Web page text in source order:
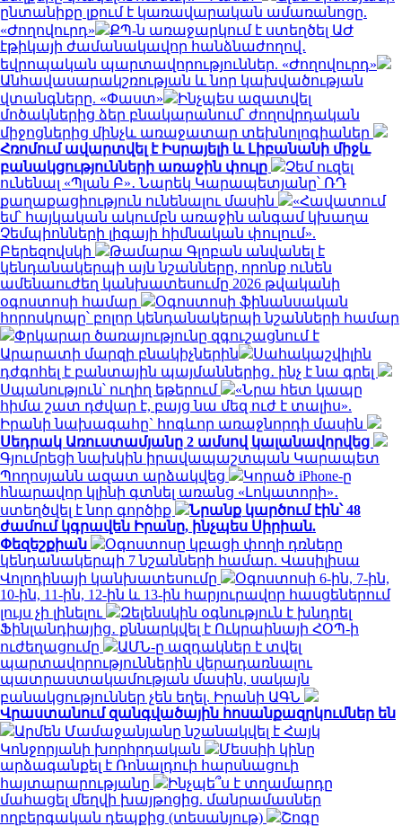
ընտանիքը լքում է կառավարական ամառանոցը.
«Ժողովուրդ»
ՔՊ-ն առաջարկում է ստեղծել ԱԺ
էթիկայի ժամանակավոր հանձնաժողով․
եվրոպական պարտավորություններ. «Ժողովուրդ»
Անհավասարակշռության և նոր կախվածության
վտանգները. «Փաստ»
Ինչպես ազատվել
մոծակներից ձեր բնակարանում՝ ժողովրդական
միջոցներից մինչև առաջատար տեխնոլոգիաներ
Հռոմում ավարտվել է Իսրայելի և Լիբանանի միջև
բանակցությունների առաջին փուլը
Չեմ ուզել
ունենալ «Պլան Բ»․ Նարեկ Կարապետյանը՝ ՌԴ
քաղաքացիություն ունենալու մասին
«Հավատում
եմ՝ հայկական ակումբն առաջին անգամ կխաղա
Չեմպիոնների լիգայի հիմնական փուլում».
Բերեզովսկի
Թամարա Գլոբան անվանել է
կենդանակերպի այն նշանները, որոնք ունեն
ամենաուժեղ կանխատեսումը 2026 թվականի
օգոստոսի համար
Օգոստոսի ֆինանսական
հորոսկոպը՝ բոլոր կենդանակերպի նշանների համար
Փրկարար ծառայությունը զգուշացնում է
Արարատի մարզի բնակիչներին
Սահակաշվիլին
դժգոհել է բանտային պայմաններից․ ինչ է նա գրել
Սպանություն՝ ուղիղ եթերում
«Նրա հետ կապը
հիմա շատ դժվար է, բայց նա մեզ ուժ է տալիս».
Իրանի նախագահը` հոգևոր առաջնորդի մասին
Սեդրակ Առուստամյանը 2 ամսով կալանավորվեց
Գյումրեցի նախկին իրավապաշտպան Կարապետ
Պողոսյանն ազատ արձակվեց
Կորած iPhone-ը
հնարավոր կլինի գտնել առանց «Լոկատորի»․
ստեղծվել է նոր գործիք
Նրանք կարծում էին՝ 48
ժամում կգրավեն Իրանը, ինչպես Սիրիան.
Փեզեշքիան
Օգոստոսը կբացի փողի դռները
կենդանակերպի 7 նշանների համար. Վասիլիսա
Վոլոդինայի կանխատեսումը
Օգոստոսի 6-ին, 7-ին,
10-ին, 11-ին, 12-ին և 13-ին հարյուրավոր հասցեներում
լույս չի լինելու
Զելենսկին օգնություն է խնդրել
Ֆինլանդիայից․ քննարկվել է Ուկրաինայի ՀՕՊ-ի
ուժեղացումը
ԱՄՆ-ը ազդակներ է տվել
պարտավորություններին վերադառնալու
պատրաստակամության մասին, սակայն
բանակցություններ չեն եղել. Իրանի ԱԳՆ
Վրաստանում զանգվածային հոսանքազրկումներ են
Արմեն Մամաջանյանը նշանակվել է Հայկ
Կոնջորյանի խորհրդական
Մեսսիի կինը
արձագանքել է Ռոնալդուի հարսնացուի
հայտարարությանը
Ինչպե՞ս է տղամարդը
մահացել մեղվի խայթոցից. մանրամասներ
ողբերգական դեպքից (տեսանյութ)
Շոգը